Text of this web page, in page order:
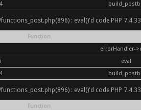
: eval()'d code PHP
Function
errorHandler-
eval
: eval()'d code PHP
Function